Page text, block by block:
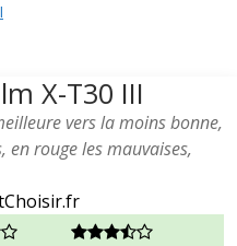
X-T30 III
vers la moins bonne,
en rouge les mauvaises,